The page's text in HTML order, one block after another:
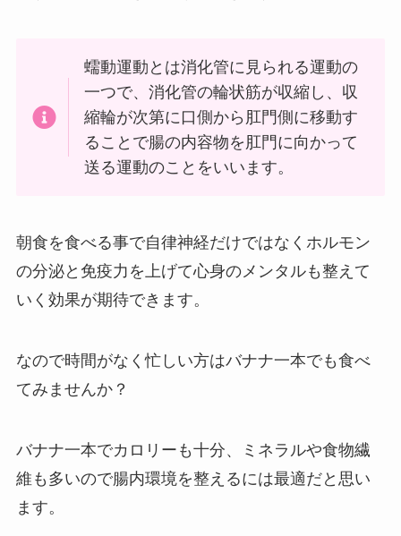
蠕動運動とは消化管に見られる運動の
一つで、消化管の輪状筋が収縮し、収
縮輪が次第に口側から肛門側に移動す
ることで腸の内容物を肛門に向かって
送る運動のことをいいます。
朝食を食べる事で自律神経だけではなくホルモン
の分泌と免疫力を上げて心身のメンタルも整えて
いく効果が期待できます。
なので時間がなく忙しい方はバナナ一本でも食べ
てみませんか？
バナナ一本でカロリーも十分、ミネラルや食物繊
維も多いので腸内環境を整えるには最適だと思い
ます。